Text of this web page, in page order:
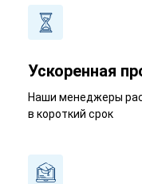
Ускоренная
Наши менеджеры
в короткий срок